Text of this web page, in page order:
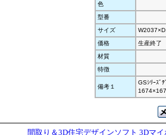
色
型番
サイズ
価格
生産終了
材質
特徴
備考１
GSｼﾘｰｽﾞ
間取り＆3D住宅デザインソフト 3Dマ